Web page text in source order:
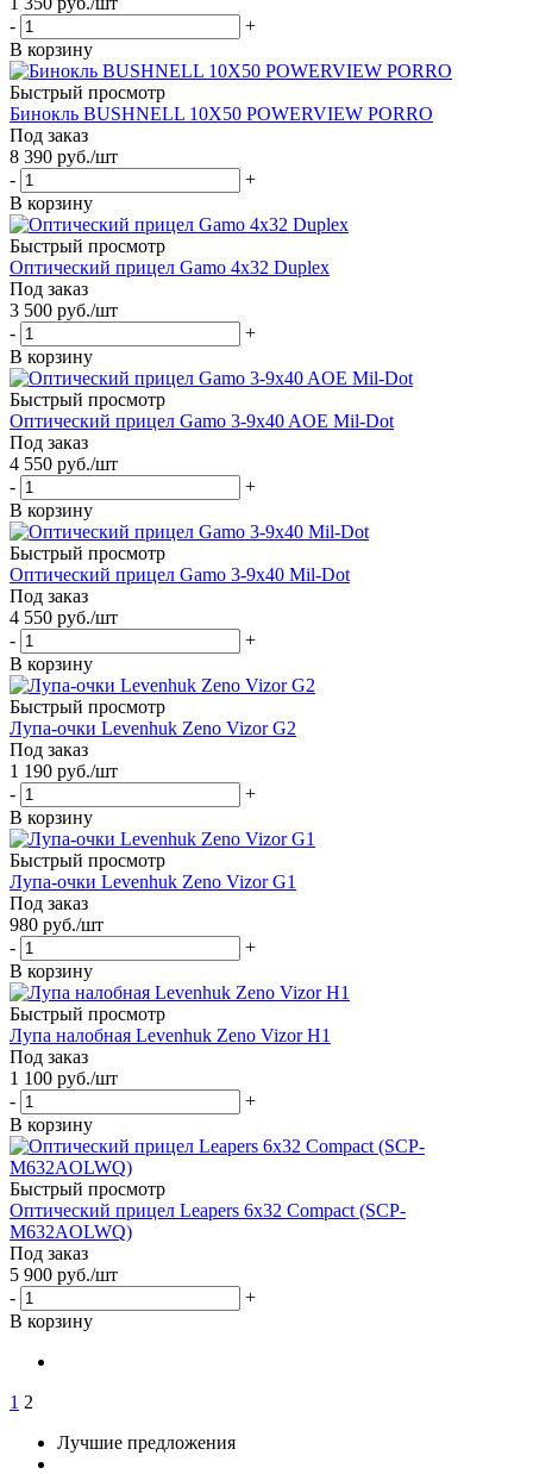
-
+
В корзину
Быстрый просмотр
Бинокль BUSHNELL 10Х50 POWERVIEW PORRO
Под заказ
8 390 руб./шт
-
+
В корзину
Быстрый просмотр
Оптический прицел Gamo 4x32 Duplex
Под заказ
3 500 руб./шт
-
+
В корзину
Быстрый просмотр
Оптический прицел Gamo 3-9x40 AOE Mil-Dot
Под заказ
4 550 руб./шт
-
+
В корзину
Быстрый просмотр
Оптический прицел Gamo 3-9x40 Mil-Dot
Под заказ
4 550 руб./шт
-
+
В корзину
Быстрый просмотр
Лупа-очки Levenhuk Zeno Vizor G2
Под заказ
1 190 руб./шт
-
+
В корзину
Быстрый просмотр
Лупа-очки Levenhuk Zeno Vizor G1
Под заказ
980 руб./шт
-
+
В корзину
Быстрый просмотр
Лупа налобная Levenhuk Zeno Vizor H1
Под заказ
1 100 руб./шт
-
+
В корзину
Быстрый просмотр
Оптический прицел Leapers 6x32 Compact (SCP-
M632AOLWQ)
Под заказ
5 900 руб./шт
-
+
В корзину
1 2
Лучшие предложения